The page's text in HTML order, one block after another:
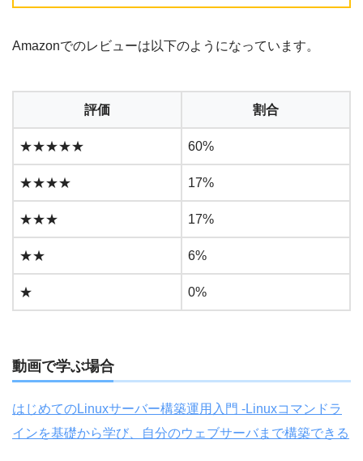
Amazonでのレビューは以下のようになっています。
評価 割合
★★★★★ 60%
★★★★ 17%
★★★ 17%
★★ 6%
★ 0%
動画で学ぶ場合
はじめてのLinuxサーバー構築運用入門 -Linuxコマンドラ
インを基礎から学び、自分のウェブサーバまで構築できる